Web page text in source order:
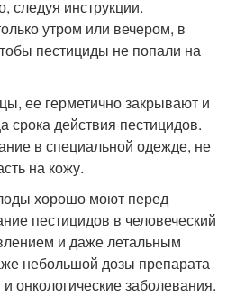
следуя инструкции.
утром или вечером, в
пестициды не попали на
ее герметично закрывают и
срока действия пестицидов.
в специальной одежде, не
на кожу.
хорошо моют перед
пестицидов в человеческий
и даже летальным
небольшой дозы препарата
онкологические заболевания.